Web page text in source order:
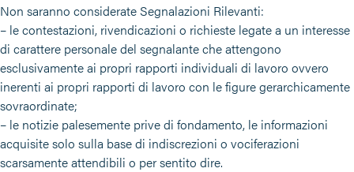
Non saranno considerate Segnalazioni Rilevanti:
– le contestazioni, rivendicazioni o richieste legate a un interesse
di carattere personale del segnalante che attengono
esclusivamente ai propri rapporti individuali di lavoro ovvero
inerenti ai propri rapporti di lavoro con le figure gerarchicamente
sovraordinate;
– le notizie palesemente prive di fondamento, le informazioni
acquisite solo sulla base di indiscrezioni o vociferazioni
scarsamente attendibili o per sentito dire.